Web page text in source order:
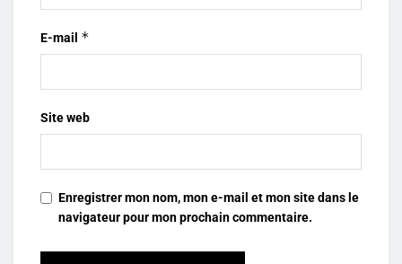
E-mail *
Site web
Enregistrer mon nom, mon e-mail et mon site dans le
navigateur pour mon prochain commentaire.